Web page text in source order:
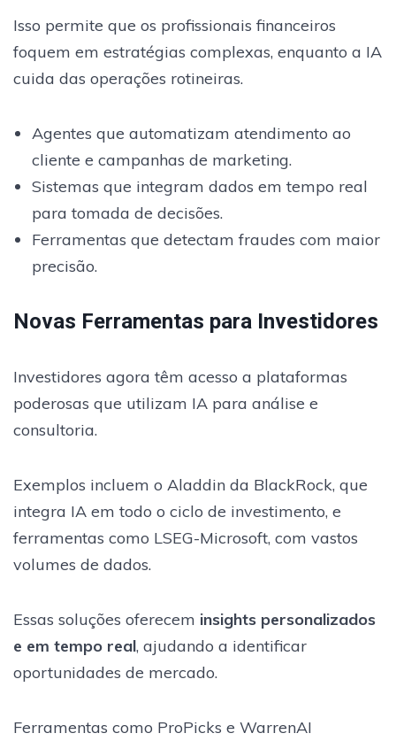
Isso permite que os profissionais financeiros
foquem em estratégias complexas, enquanto a IA
cuida das operações rotineiras.
Agentes que automatizam atendimento ao
cliente e campanhas de marketing.
Sistemas que integram dados em tempo real
para tomada de decisões.
Ferramentas que detectam fraudes com maior
precisão.
Novas Ferramentas para Investidores
Investidores agora têm acesso a plataformas
poderosas que utilizam IA para análise e
consultoria.
Exemplos incluem o Aladdin da BlackRock, que
integra IA em todo o ciclo de investimento, e
ferramentas como LSEG-Microsoft, com vastos
volumes de dados.
Essas soluções oferecem insights personalizados
e em tempo real, ajudando a identificar
oportunidades de mercado.
Ferramentas como ProPicks e WarrenAI